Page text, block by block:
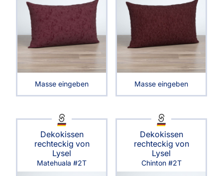
Masse eingeben Masse eingeben
Dekokissen
rechteckig von
Lysel
Matehuala #2T
Dekokissen
rechteckig von
Lysel
Chinton #2T